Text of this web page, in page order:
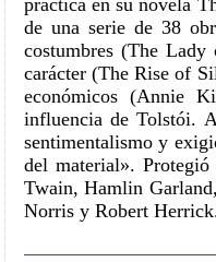
práctica en su novela
de una serie de 38
costumbres (The
carácter (The Rise of
económicos (Annie
influencia de Tolstói.
sentimentalismo y
del material».
Twain, Hamlin
Norris y Robert